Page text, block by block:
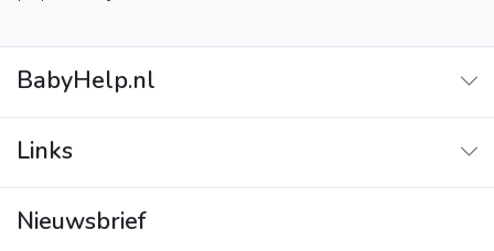
BabyHelp.nl
Contact
Links
Contact
Nieuwsbrief